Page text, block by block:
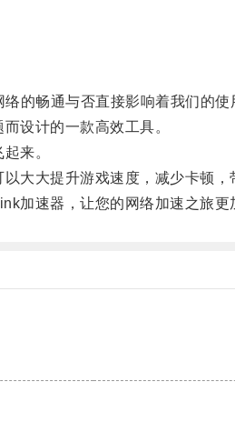
畅通与否直接影响着我们的使
设计的一款高效工具。
来。
大提升游戏速度，减少卡顿，
速器，让您的网络加速之旅更